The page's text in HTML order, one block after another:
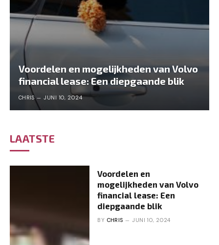
Voordelen en mogelijkheden van Volvo
financial lease: Een diepgaande blik
CHRIS JUNI 10, 2024
LAATSTE
Voordelen en
mogelijkheden van Volvo
financial lease: Een
diepgaande blik
BY CHRIS JUNI 10, 2024